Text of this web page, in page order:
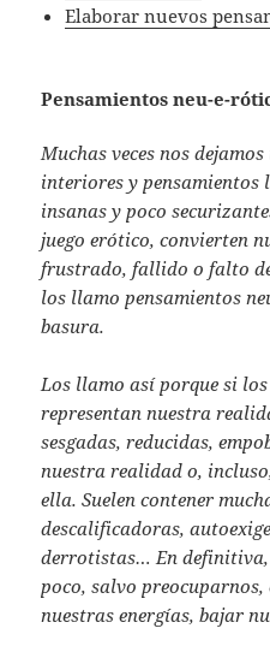
Elaborar nuevos
Pensamientos neu-e-
Muchas veces nos
interiores y pensamientos
insanas y poco
juego erótico, convierten
frustrado, fallido o falto
los llamo pensamientos
basura.
Los llamo así porque si
representan nuestra
sesgadas, reducidas,
nuestra realidad o,
ella. Suelen contener
descalificadoras,
derrotistas… En
poco, salvo
nuestras energías, bajar